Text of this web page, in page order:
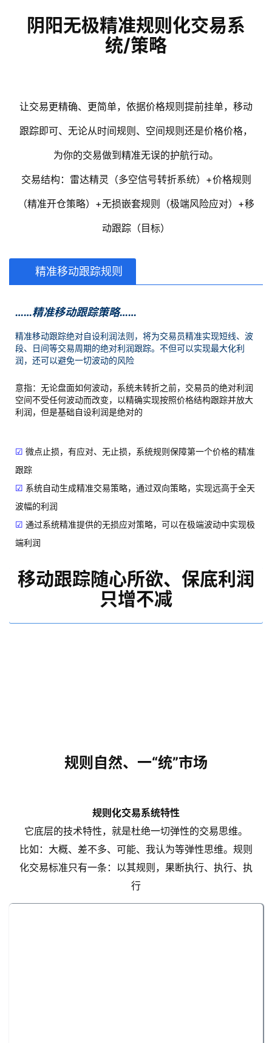
阴阳无极精准规则化交易系
统/策略
让交易更精确、更简单，依据价格规则提前挂单，移动
跟踪即可、无论从时间规则、空间规则还是价格价格，
为你的交易做到精准无误的护航行动。
交易结构：雷达精灵（多空信号转折系统）+价格规则
（精准开仓策略）+无损嵌套规则（极端风险应对）+移
动跟踪（目标）
精准移动跟踪规则
……精准移动跟踪策略……
精准移动跟踪绝对自设利润法则，将为交易员精准实现短线、波
段、日间等交易周期的绝对利润跟踪。不但可以实现最大化利
润，还可以避免一切波动的风险
意指：无论盘面如何波动，系统未转折之前，交易员的绝对利润
空间不受任何波动而改变，以精确实现按照价格结构跟踪并放大
利润，但是基础自设利润是绝对的
☑ 微点止损，有应对、无止损，系统规则保障第一个价格的精准
跟踪
☑ 系统自动生成精准交易策略，通过双向策略，实现远高于全天
波幅的利润
☑ 通过系统精准提供的无损应对策略，可以在极端波动中实现极
端利润
移动跟踪随心所欲、保底利润
只增不减
规则自然、一“统”市场
规则化交易系统特性
它底层的技术特性，就是杜绝一切弹性的交易思维。
比如：大概、差不多、可能、我认为等弹性思维。规则
化交易标准只有一条：以其规则，果断执行、执行、执
行